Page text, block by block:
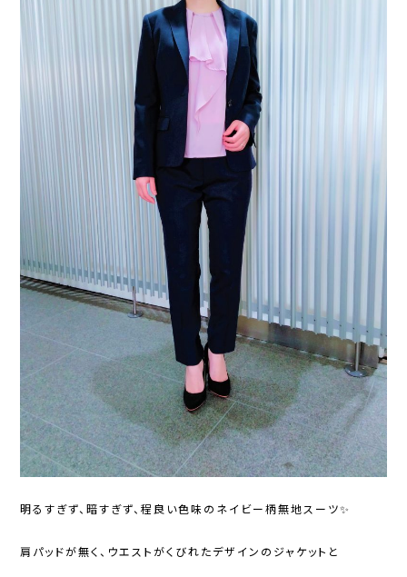
明るすぎず、暗すぎず、程良い色味のネイビー柄無地スーツ✨
肩パッドが無く、ウエストがくびれたデザインのジャケットと